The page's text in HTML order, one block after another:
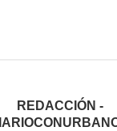
REDACCIÓN -